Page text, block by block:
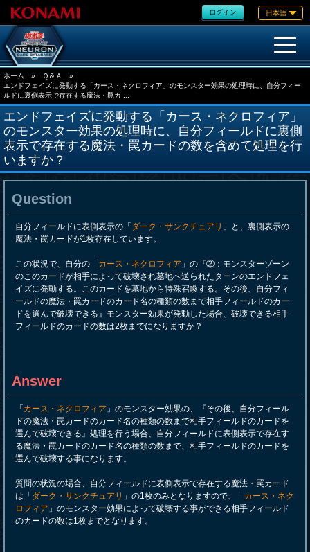
ログイン 日本語
ホーム » Ｑ＆Ａ
»
エンドフェイズに発動する「カース・ネクロフィア」のモンスター効果の処理時に、自分フィー
ルドに裏側表示で存在する魔法・罠カ ...
エンドフェイズに発動する「カース・ネクロフィア」
のモンスター効果の処理時に、自分フィールドに裏側
表示で存在する魔法・罠カードの数を含めて処理を行
いますか？
Question
自分フィールドに表側表示の「 ダーク・サンクチュアリ 」と、裏側表示の
魔法・罠カードが1枚存在しています。
この状況で、自分の「 カース・ネクロフィア 」の『②：モンスターゾーン
のこのカードが相手によって破壊され墓地へ送られたターンのエンドフェ
イズに発動する。このカードを墓地から特殊召喚する。その後、自分フィ
ールドの魔法・罠カードのカード名の種類の数まで相手フィールドのカー
ドを選んで破壊できる』モンスター効果が発動した場合、破壊できる相手
フィールドのカードの数は2枚までになりますか？
Answer
「 カース・ネクロフィア 」のモンスター効果の、『その後、自分フィール
ドの魔法・罠カードのカード名の種類の数まで相手フィールドのカードを
選んで破壊できる』処理を行う場合、自分フィールドに表側表示で存在す
る魔法・罠カードのカード名の種類の数まで、相手フィールドのカードを
選んで破壊する事になります。
質問の状況の場合、自分フィールドに表側表示で存在する魔法・罠カード
は「 ダーク・サンクチュアリ 」の1枚のみとなりますので、「 カース・ネク
ロフィア 」のモンスター効果によって破壊する事ができる相手フィールド
のカードの数は1枚までとなります。